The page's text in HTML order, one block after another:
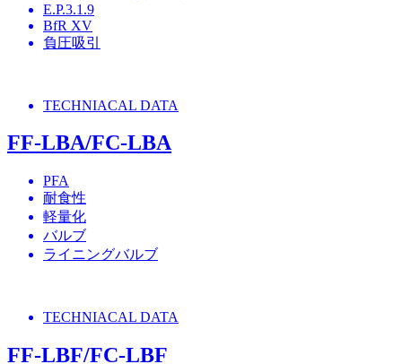
E.P.3.1.9
BfR XV
負圧吸引
TECHNIACAL DATA
FF-LBA/FC-LBA
PFA
耐食性
軽量化
バルブ
ライニングバルブ
TECHNIACAL DATA
FF-LBF/FC-LBF